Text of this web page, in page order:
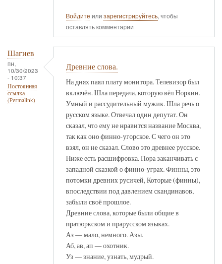
Войдите или зарегистрируйтесь, чтобы
оставлять комментарии
Шагиев
пн,
10/30/2023
- 10:37
Постоянная
ссылка
(Permalink)
Древние слова.
На днях паял плату монитора. Телевизор был
включён. Шла передача, которую вёл Норкин.
Умный и рассудительный мужик. Шла речь о
русском языке. Отвечал один депутат. Он
сказал, что ему не нравится название Москва,
так как оно финно-угорское. С чего он это
взял, он не сказал. Слово это древнее русское.
Ниже есть расшифровка. Пора заканчивать с
западной сказкой о финно-уграх. Финны, это
потомки древних русичей, Которые (финны),
впоследствии под давлением скандинавов,
забыли своё прошлое.
Древние слова, которые были общие в
пратюркском и прарусском языках.
Аз — мало, немного. Азы.
Аб, ав, ап — охотник.
Уз — знание, узнать, мудрый.